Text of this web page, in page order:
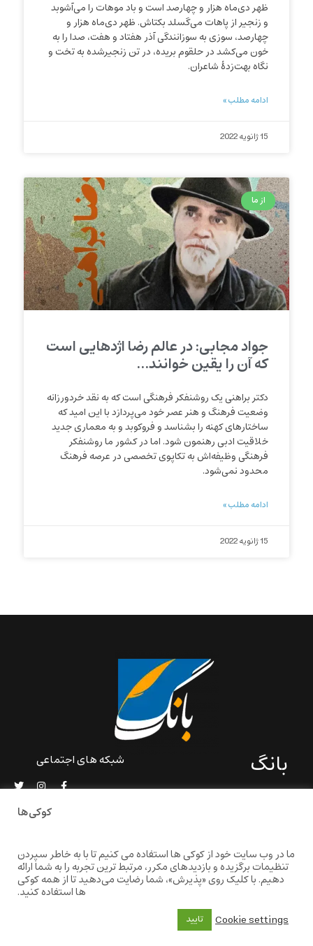
ظهر دی‌ماه هزار و چهارصد است و باد موهات را می‌آشوبد
و زنجیر از پاهات می‌گسلد بکتاش. ظهر دی‌ماه هزار و
چهارصد، سوزی به سوزانندگی آذر هفتاد و هفت، صدا را به
خون می‌کشد در حلقوم‌ بریده، در تن زنجیرشده به تخت و
نگاه بهت‌زدهٔ شاعران.
ادامه مطلب »
15 ژانویه 2022
از ما
جواد مجابی: در عالم رضا اژدهایی است
كه آن را یقین خوانند…
دکتر براهنی یک روشنفکر فرهنگی است که به نقد خردورزانه
وضعیت فرهنگ و هنر عصر خود می‌پردازد با این امید که
ساختارهای کهنه را بشناسد و فروکوبد و به معماری جدید
خلاقیت ادبی رهنمون شود. اما در کشور ما روشنفکر
فرهنگی وظیفه‌اش به تکاپوی تخصصی در عرصه فرهنگ
محدود نمی‌شود.
ادامه مطلب »
15 ژانویه 2022
بانگ
و امکانات مشترک شخصی
شکل گرفته و با کوشش شهریار
مندنی‌پور و حسین نوش‌آذر
اداره می‌شود.
baangnewsnet@gmail.com
شبکه های اجتماعی
کوکی‌ها
ما در وب سایت خود از کوکی ها استفاده می کنیم تا با به خاطر سپردن
تنظیمات برگزیده و بازدیدهای مکرر، مرتبط ترین تجربه را به شما ارائه
دهیم. با کلیک روی «پذیرش»، شما رضایت می‌دهید تا از همه کوکی
ها استفاده کنید.
Cookie settings
تایید